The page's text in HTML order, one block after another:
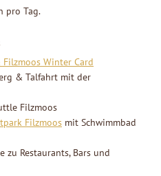
pro Tag.
Winter Card
& Talfahrt mit der
Filzmoos
Filzmoos mit Schwimmbad
zu Restaurants, Bars und